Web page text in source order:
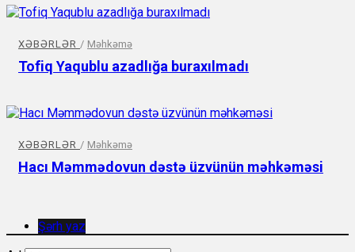
XƏBƏRLƏR / Məhkəmə
Tofiq Yaqublu azadlığa buraxılmadı
XƏBƏRLƏR / Məhkəmə
Hacı Məmmədovun dəstə üzvünün məhkəməsi
Şərh yaz